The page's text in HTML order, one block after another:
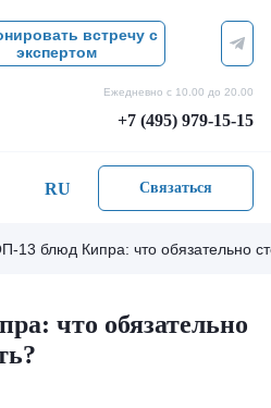
встречу с
экспертом
Ежедневно с 10.00 до 20.00
+7 (495) 979-15-15
RU Связаться
13 блюд Кипра: что обязательно
что обязательно